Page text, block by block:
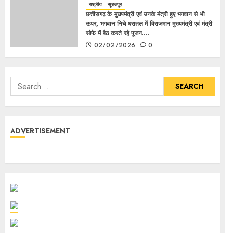
राष्ट्रीय
सूरजपुर
छत्तीसगढ़ के मुख्यमंत्री एवं उनके मंत्री हुए भगवान से भी
ऊपर, भगवान निचे धरातल में विराजमान मुख्यमंत्री एवं मंत्री
सोफे में बैठ करते रहे पूजन….
02/02/2026
0
ADVERTISEMENT